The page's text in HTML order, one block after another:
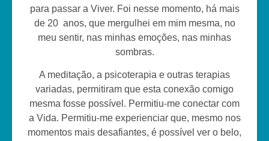
para passar a Viver. Foi nesse momento, há mais
de 20 anos, que mergulhei em mim mesma, no
meu sentir, nas minhas emoções, nas minhas
sombras.
A meditação, a psicoterapia e outras terapias
variadas, permitiram que esta conexão comigo
mesma fosse possível. Permitiu-me conectar com
a Vida. Permitiu-me experienciar que, mesmo nos
momentos mais desafiantes, é possível ver o belo,